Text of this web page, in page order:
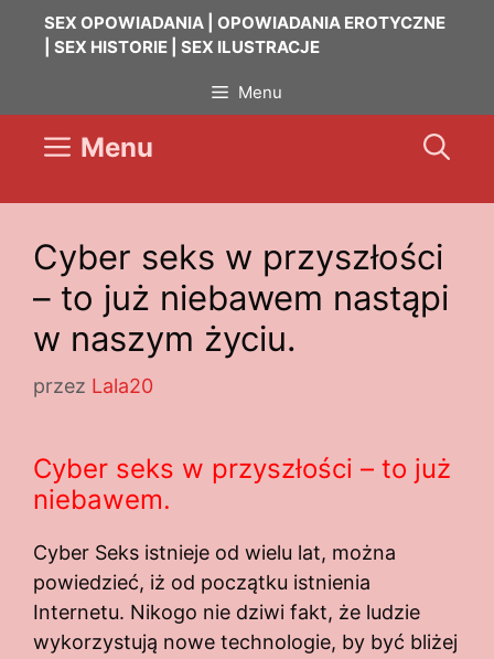
PrzejdźSEX OPOWIADANIA | OPOWIADANIA EROTYCZNE
| SEX HISTORIE | SEX ILUSTRACJE
Menu
Menu
Cyber seks w przyszłości
– to już niebawem nastąpi
w naszym życiu.
przez Lala20
Cyber seks w przyszłości – to już
niebawem.
Cyber Seks istnieje od wielu lat, można
powiedzieć, iż od początku istnienia
Internetu. Nikogo nie dziwi fakt, że ludzie
wykorzystują nowe technologie, by być bliżej